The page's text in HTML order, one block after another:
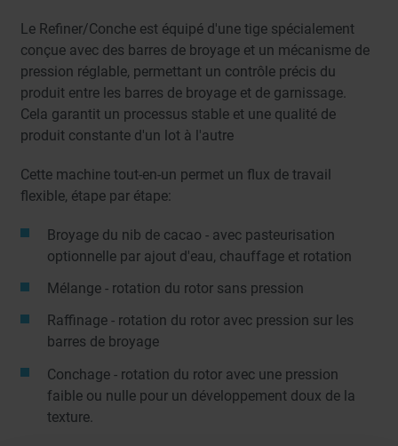
Le Refiner/Conche est équipé d'une tige spécialement
conçue avec des barres de broyage et un mécanisme de
pression réglable, permettant un contrôle précis du
produit entre les barres de broyage et de garnissage.
Cela garantit un processus stable et une qualité de
produit constante d'un lot à l'autre
Cette machine tout-en-un permet un flux de travail
flexible, étape par étape:
Broyage du nib de cacao - avec pasteurisation
optionnelle par ajout d'eau, chauffage et rotation
Mélange - rotation du rotor sans pression
Raffinage - rotation du rotor avec pression sur les
barres de broyage
Conchage - rotation du rotor avec une pression
faible ou nulle pour un développement doux de la
texture.